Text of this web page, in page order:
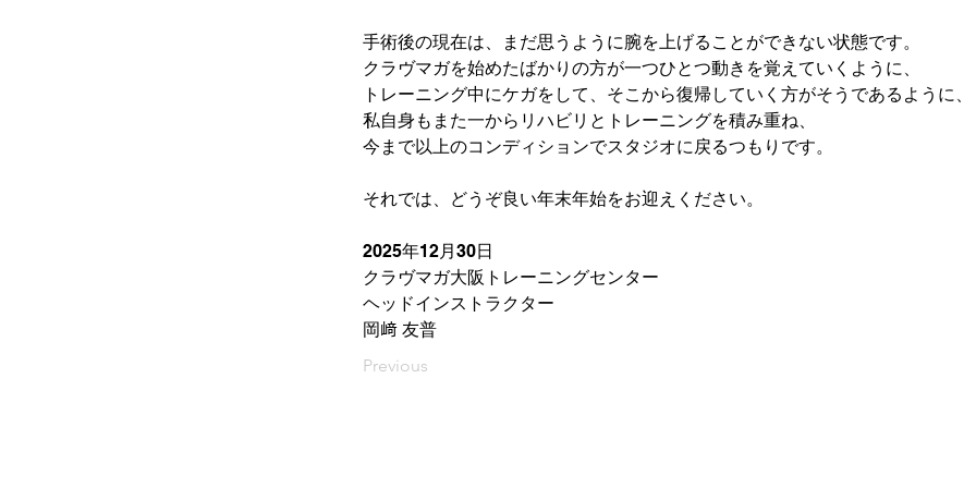
手術後の現在は、まだ思うように腕を上げることができない状態です。
クラヴマガを始めたばかりの方が一つひとつ動きを覚えていくように、
トレーニング中にケガをして、そこから復帰していく方がそうであるように、
私自身もまた一からリハビリとトレーニングを積み重ね、
今まで以上のコンディションでスタジオに戻るつもりです。
それでは、どうぞ良い年末年始をお迎えください。
2025年12月30日
クラヴマガ大阪トレーニングセンター
ヘッドインストラクター
岡﨑 友普
Previous